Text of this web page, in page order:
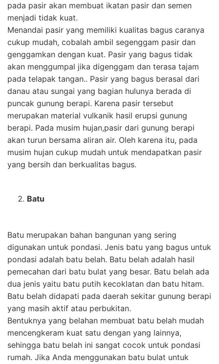
pada pasir akan membuat ikatan pasir dan semen
menjadi tidak kuat.
Menandai pasir yang memiliki kualitas bagus caranya
cukup mudah, cobalah ambil segenggam pasir dan
genggamkan dengan kuat. Pasir yang bagus tidak
akan menggumpal jika digenggam dan terasa tajam
pada telapak tangan.. Pasir yang bagus berasal dari
danau atau sungai yang bagian hulunya berada di
puncak gunung berapi. Karena pasir tersebut
merupakan material vulkanik hasil erupsi gunung
berapi. Pada musim hujan,pasir dari gunung berapi
akan turun bersama aliran air. Oleh karena itu, pada
musim hujan cukup mudah untuk mendapatkan pasir
yang bersih dan berkualitas bagus.
Batu
Batu merupakan bahan bangunan yang sering
digunakan untuk pondasi. Jenis batu yang bagus untuk
pondasi adalah batu belah. Batu belah adalah hasil
pemecahan dari batu bulat yang besar. Batu belah ada
dua jenis yaitu batu putih kecoklatan dan batu hitam.
Batu belah didapati pada daerah sekitar gunung berapi
yang masih aktif atau perbukitan.
Bentuknya yang belahan membuat batu belah mudah
mencengkeram kuat satu dengan yang lainnya,
sehingga batu belah ini sangat cocok untuk pondasi
rumah. Jika Anda menggunakan batu bulat untuk